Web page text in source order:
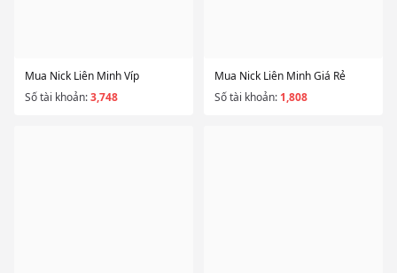
Mua Nick Liên Minh Víp
Số tài khoản:3,748
Mua Nick Liên Minh Giá Rẻ
Số tài khoản: 1,808